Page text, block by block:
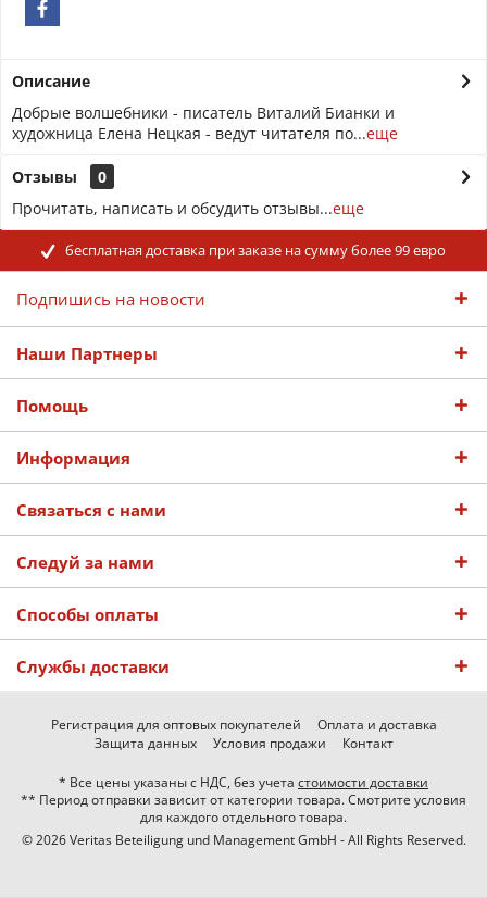
Описание
Добрые волшебники - писатель Виталий Бианки и
художница Елена Нецкая - ведут читателя по...еще
Отзывы
0
Прочитать, написать и обсудить отзывы...еще
бесплатная доставка при заказе на сумму более 99 евро
Подпишись на новости
Наши Партнеры
Помощь
Информация
Связаться с нами
Следуй за нами
Способы оплаты
Службы доставки
Регистрация для оптовых покупателей
Оплата и доставка
Защита данных
Условия продажи Контакт
* Все цены указаны с НДС, без учета стоимости доставки
** Период отправки зависит от категории товара. Смотрите условия
для каждого отдельного товара.
© 2026 Veritas Beteiligung und Management GmbH - All Rights Reserved.